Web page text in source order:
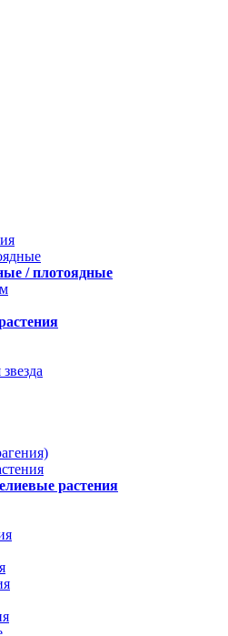
/ плотоядные
растения